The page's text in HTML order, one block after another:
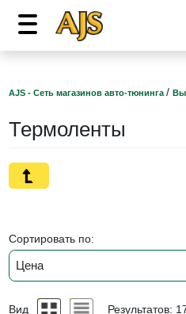
AJS - Сеть магазинов авто-тюнинга /
Термоленты
Сортировать по:
Цена
Вид Результатов: